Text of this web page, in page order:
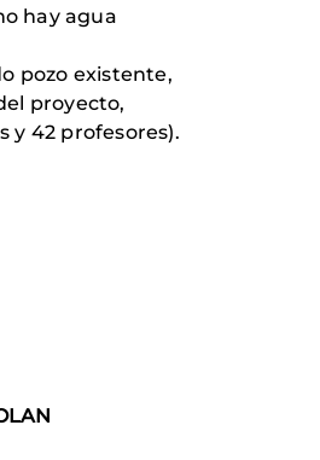
hay agua
pozo existente,
proyecto,
y 42 profesores).